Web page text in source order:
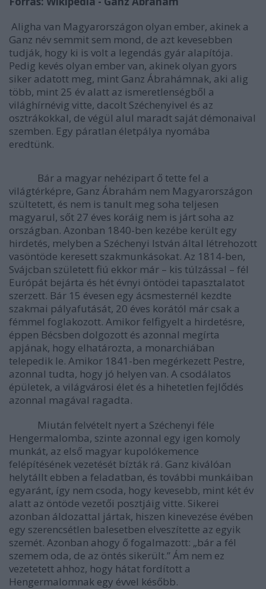
Aligha van Magyarországon olyan ember, akinek a
Ganz név semmit sem mond, de azt kevesebben
tudják, hogy ki is volt a legendás gyár alapítója.
Pedig kevés olyan ember van, akinek olyan gyors
siker adatott meg, mint Ganz Ábrahámnak, aki alig
több, mint 25 év alatt az ismeretlenségből a
világhírnévig vitte, dacolt Széchenyivel és az
osztrákokkal, de végül alul maradt saját démonaival
szemben. Egy páratlan életpálya nyomába
eredtünk.
Bár a magyar nehézipart ő tette fel a
világtérképre, Ganz Ábrahám nem Magyarországon
szültetett, és nem is tanult meg soha teljesen
magyarul, sőt 27 éves koráig nem is járt soha az
országban. Azonban 1840-ben kezébe került egy
hirdetés, melyben a Széchenyi István által létrehozott
vasöntöde keresett szakmunkásokat. Az 1814-ben,
Svájcban született fiú ekkor már – kis túlzással – fél
Európát bejárta és hét évnyi öntödei tapasztalatot
szerzett. Bár 15 évesen egy ácsmesternél kezdte
szakmai pályafutását, 20 éves korától már csak a
fémmel foglakozott. Amikor felfigyelt a hirdetésre,
éppen Bécsben dolgozott és azonnal megírta
apjának, hogy elhatározta, a monarchiában
telepedik le. Amikor 1841-ben megérkezett Pestre,
azonnal tudta, hogy jó helyen van. A csodálatos
épületek, a világvárosi élet és a hihetetlen fejlődés
azonnal magával ragadta.
Miután felvételt nyert a Széchenyi féle
Hengermalomba, szinte azonnal egy igen komoly
munkát, az első magyar kupolókemence
felépítésének vezetését bízták rá. Ganz kiválóan
helytállt ebben a feladatban, és további munkáiban
egyaránt, így nem csoda, hogy kevesebb, mint két év
alatt az öntöde vezetői posztjáig vitte. Sikerei
azonban áldozattal jártak, hiszen kinevezése évében
egy szerencsétlen balesetben elveszítette az egyik
szemét. Azonban ahogy ő fogalmazott: „bár a fél
szemem oda, de az öntés sikerült.” Ám nem ez
vezetetett ahhoz, hogy hátat fordított a
Hengermalomnak egy évvel később.